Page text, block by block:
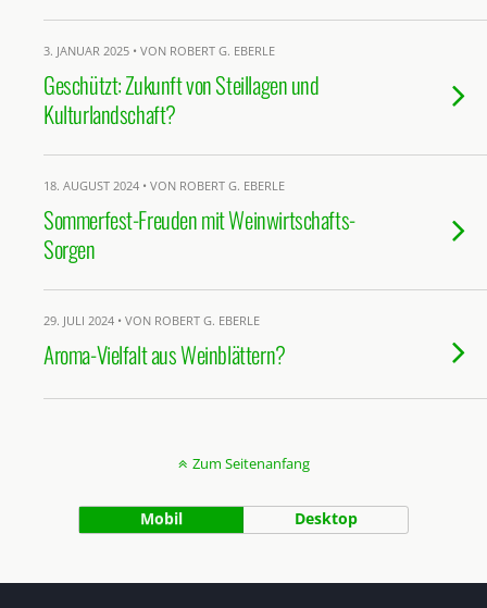
3. JANUAR 2025 • VON ROBERT G. EBERLE
Geschützt: Zukunft von Steillagen und
Kulturlandschaft?
18. AUGUST 2024 • VON ROBERT G. EBERLE
Sommerfest-Freuden mit Weinwirtschafts-
Sorgen
29. JULI 2024 • VON ROBERT G. EBERLE
Aroma-Vielfalt aus Weinblättern?
Zum Seitenanfang
Mobil Desktop